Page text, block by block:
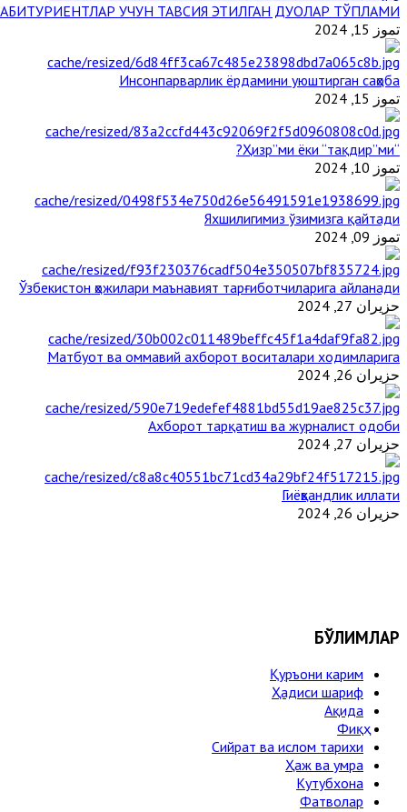
АБИТУРИЕНТЛАР УЧУН ТАВСИЯ ЭТИЛГАН ДУОЛАР ТЎПЛАМИ
تموز 15, 2024
Инсонпарварлик ёрдамини уюштирган саҳоба
تموز 15, 2024
“Ҳизр”ми ёки “тақдир”ми?
تموز 10, 2024
Яхшилигимиз ўзимизга қайтади
تموز 09, 2024
Ўзбекистон ҳожилари маънавият тарғиботчиларига айланади
حزيران 27, 2024
Матбуот ва оммавий ахборот воситалари ходимларига
حزيران 26, 2024
Ахборот тарқатиш ва журналист одоби
حزيران 27, 2024
Гиёҳвандлик иллати
حزيران 26, 2024
БЎЛИМЛАР
Қуръони карим
Ҳадиси шариф
Ақида
Фиқҳ
Сийрат ва ислом тарихи
Ҳаж ва умра
Кутубхона
Фатволар